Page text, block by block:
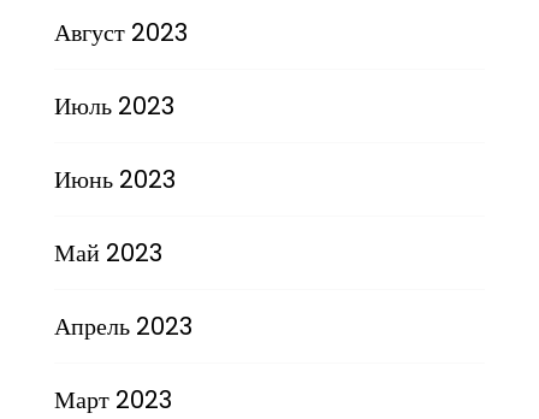
Август 2023
Июль 2023
Июнь 2023
Май 2023
Апрель 2023
Март 2023